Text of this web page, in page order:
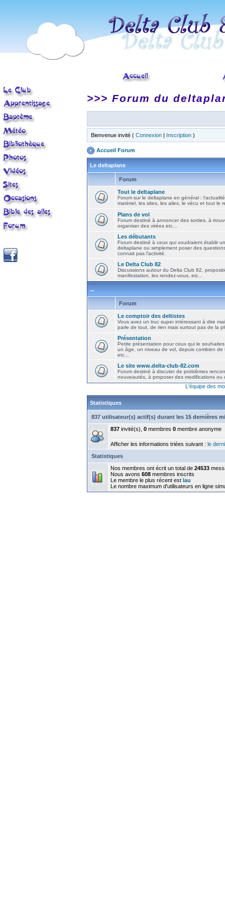
>>> Forum du
Bienvenue invité ( Connexion | Inscription )
Accueil Forum
Le deltaplane
Forum
Tout le deltaplane
Forum sur le deltaplane en général :
matériel, les sites, les ailes, le vécu et tout le
Plans de vol
Forum destiné à annoncer des sorties, à
organiser des virées etc...
Les débutants
Forum destiné à ceux qui voudraient établir
deltaplane ou simplement poser des
connait pas l'activité.
Le Delta Club 82
Discussions autour du Delta Club 82,
manifestation, les rendez-vous, etc...
...
Forum
Le comptoir des deltistes
Vous avez un truc super intéressant à dire
parle de tout, de rien mais surtout pas de la
Présentation
Petite présentation pour ceux qui le
un âge, un niveau de vol, depuis combien de
etc...
Le site www.delta-club-82.com
Forum destiné à discuter de problèmes
nouveautés, à proposer des modifications ou
L'équipe des
Statistiques
837 utilisateur(s) actif(s) durant les 15 dernières
837 invité(s), 0 membres 0 membre anonyme
Afficher les informations triées suivant : le
Statistiques
Nos membres ont écrit un total de 24533
Nous avons 608 membres inscrits
Le membre le plus récent est lau
Le nombre maximum d'utilisateurs en ligne